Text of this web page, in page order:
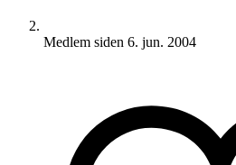
Medlem siden 6. jun. 2004